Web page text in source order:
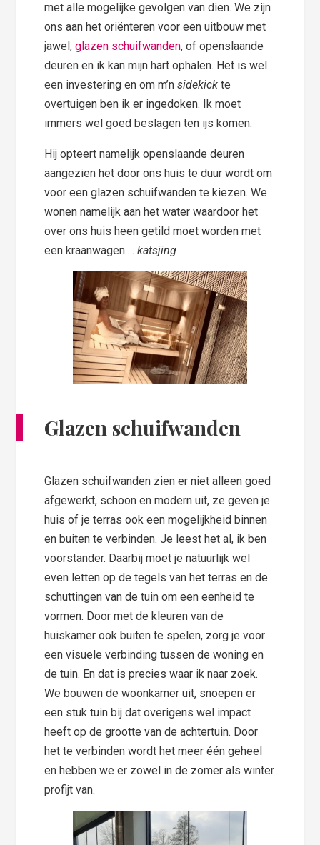
met alle mogelijke gevolgen van dien. We zijn
ons aan het oriënteren voor een uitbouw met
jawel,glazen schuifwanden, of openslaande
deuren en ik kan mijn hart ophalen. Het is wel
een investering en om m’nsidekick te
overtuigen ben ik er ingedoken. Ik moet
immers wel goed beslagen ten ijs komen.
Hij opteert namelijk openslaande deuren
aangezien het door ons huis te duur wordt om
voor een glazen schuifwanden te kiezen. We
wonen namelijk aan het water waardoor het
over ons huis heen getild moet worden met
een kraanwagen….katsjing
Glazen schuifwanden
Glazen schuifwanden zien er niet alleen goed
afgewerkt, schoon en modern uit, ze geven je
huis of je terras ook een mogelijkheid binnen
en buiten te verbinden. Je leest het al, ik ben
voorstander. Daarbij moet je natuurlijk wel
even letten op de tegels van het terras en de
schuttingen van de tuin om een eenheid te
vormen. Door met de kleuren van de
huiskamer ook buiten te spelen, zorg je voor
een visuele verbinding tussen de woning en
de tuin. En dat is precies waar ik naar zoek.
We bouwen de woonkamer uit, snoepen er
een stuk tuin bij dat overigens wel impact
heeft op de grootte van de achtertuin. Door
het te verbinden wordt het meer één geheel
en hebben we er zowel in de zomer als winter
profijt van.